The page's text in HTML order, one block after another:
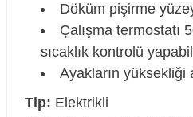
Döküm pişirme
Çalışma termostatı
sıcaklık kontrolü
Ayakların yüksekliği
Tip: Elektrikli